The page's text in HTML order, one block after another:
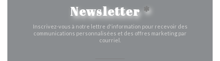
Newsletter*
Inscrivez-vous à notre lettre d'information pour recevoir des
communications personnalisées et des offres marketing par
courriel.